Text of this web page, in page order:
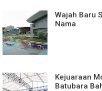
Wajah Baru
Nama
Kejuaraan
Batubara